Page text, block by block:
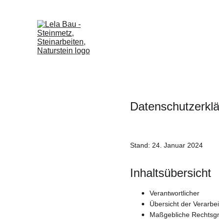
Stand: 24. Januar 2024
Inhaltsübersicht
Verantwortlicher
Übersicht der
Maßgebliche